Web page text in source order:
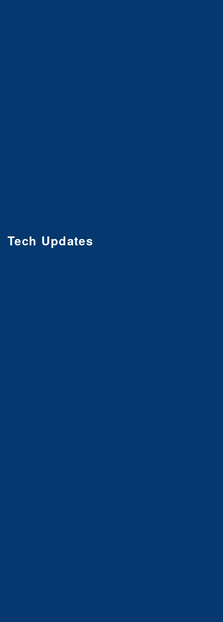
Tech Updates